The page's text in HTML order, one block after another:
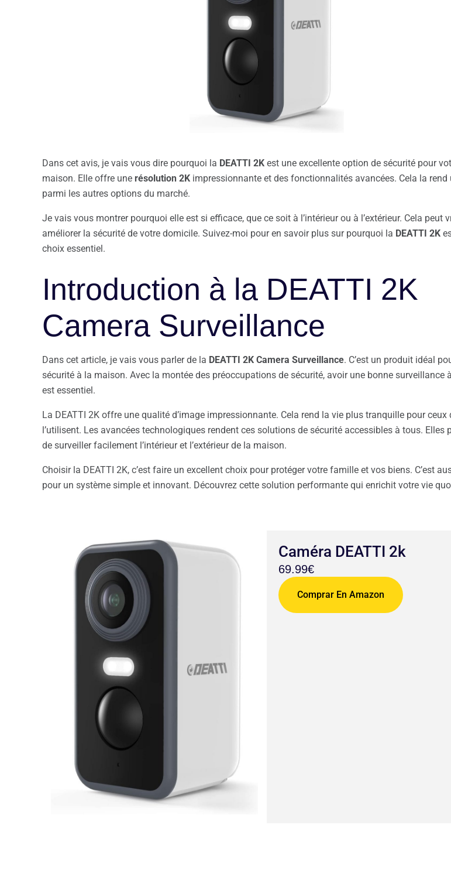
Dans cet avis, je vais vous dire pourquoi la DEATTI 2K est une excellente option de sécurité pour
maison. Elle offre une résolution 2K impressionnante et des fonctionnalités avancées. Cela la rend
parmi les autres options du marché.
Je vais vous montrer pourquoi elle est si efficace, que ce soit à l’intérieur ou à l’extérieur. Cela peut
améliorer la sécurité de votre domicile. Suivez-moi pour en savoir plus sur pourquoi la DEATTI 2K
choix essentiel.
Introduction à la DEATTI 2K
Camera Surveillance
Dans cet article, je vais vous parler de la DEATTI 2K Camera Surveillance. C’est un produit idéal
sécurité à la maison. Avec la montée des préoccupations de sécurité, avoir une bonne surveillance
est essentiel.
La DEATTI 2K offre une qualité d’image impressionnante. Cela rend la vie plus tranquille pour ceux
l’utilisent. Les avancées technologiques rendent ces solutions de sécurité accessibles à tous. Elles
de surveiller facilement l’intérieur et l’extérieur de la maison.
Choisir la DEATTI 2K, c’est faire un excellent choix pour protéger votre famille et vos biens. C’est
pour un système simple et innovant. Découvrez cette solution performante qui enrichit votre vie
Caméra DEATTI 2k
69.99€
Comprar En Amazon